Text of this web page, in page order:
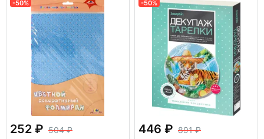
-50%
252
504
-50%
446
891